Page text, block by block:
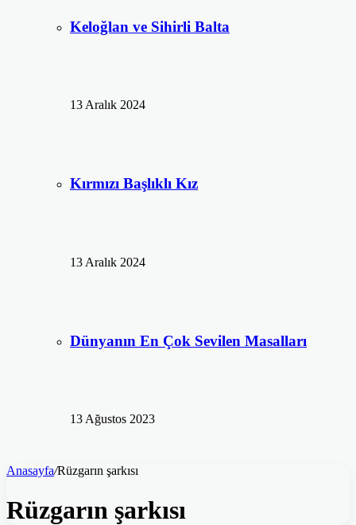
Keloğlan ve Sihirli Balta
13 Aralık 2024
Kırmızı Başlıklı Kız
13 Aralık 2024
Dünyanın En Çok Sevilen Masalları
13 Ağustos 2023
Anasayfa/Rüzgarın şarkısı
Rüzgarın şarkısı